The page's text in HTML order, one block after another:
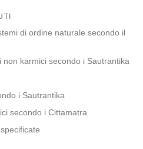
di ordine naturale secondo il
karmici secondo i Sautrantika
i Sautrantika
secondo i Cittamatra